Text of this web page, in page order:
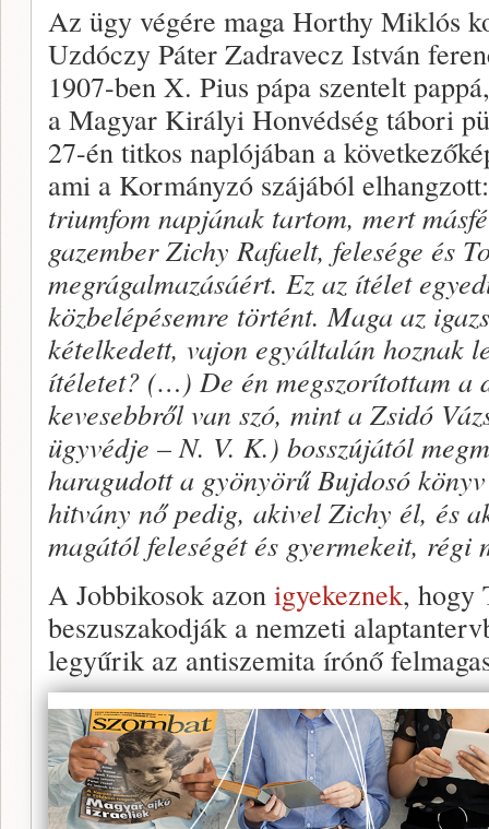
Az ügy végére maga Horthy Miklós
Uzdóczy Páter Zadravecz István
1907-ben X. Pius pápa szentelt
a Magyar Királyi Honvédség tábori
27-én titkos naplójában a
ami a Kormányzó szájából
triumfom napjának tartom, mert
gazember Zichy Rafaelt, felesége és
megrágalmazásáért. Ez az ítélet
közbelépésemre történt. Maga az
kételkedett, vajon egyáltalán hoznak
ítéletet? (…) De én megszorítottam a
kevesebbről van szó, mint a Zsidó
ügyvédje – N. V. K.) bosszújától
haragudott a gyönyörű Bujdosó
hitvány nő pedig, akivel Zichy él, és
magától feleségét és gyermekeit, régi
A Jobbikosok azon igyekeznek, hogy
beszuszakodják a nemzeti
legyűrik az antiszemita írónő